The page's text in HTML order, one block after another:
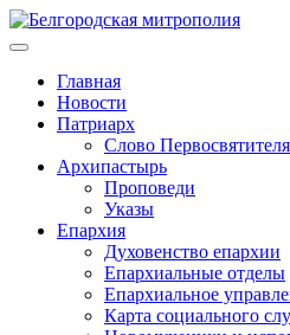
Главная
Новости
Патриарх
Слово Первосвятителя
Архипастырь
Проповеди
Указы
Епархия
Духовенство епархии
Епархиальные отделы
Епархиальное
Карта социального